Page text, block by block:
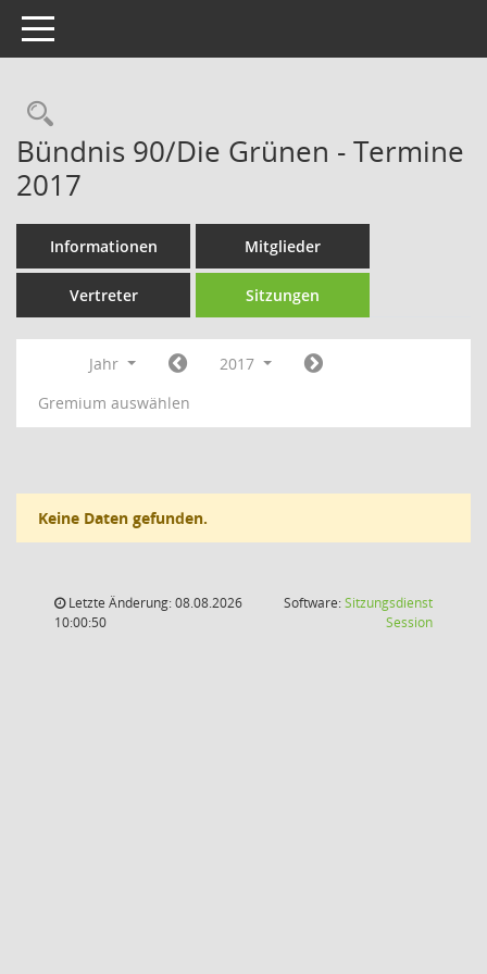
Toggle navigation
Rechercheauswahl
Bündnis 90/Die Grünen - Termine
2017
Informationen Mitglieder
Vertreter Sitzungen
Jahr
2017
Gremium auswählen
Keine Daten gefunden.
Letzte Änderung: 08.08.2026
10:00:50
Software:Sitzungsdienst
Session(Wird in